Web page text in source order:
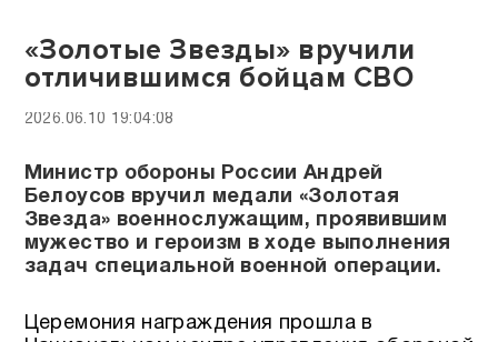
«Золотые Звезды» вручили
отличившимся бойцам СВО
2026.06.10 19:04:08
Министр обороны России Андрей
Белоусов вручил медали «Золотая
Звезда» военнослужащим, проявившим
мужество и героизм в ходе выполнения
задач специальной военной операции.
Церемония награждения прошла в